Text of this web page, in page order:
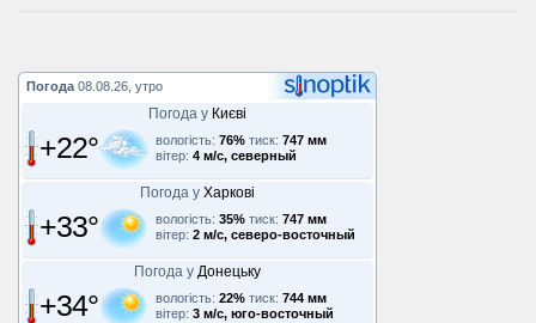
Погода 08.08.26, утро
Погода у Києві
+22° вологість: 76% тиск: 747 мм
вітер: 4 м/с, северный
Погода у Харкові
+33° вологість: 35% тиск: 747 мм
вітер: 2 м/с, северо-восточный
Погода у Донецьку
+34° вологість: 22% тиск: 744 мм
вітер: 3 м/с, юго-восточный